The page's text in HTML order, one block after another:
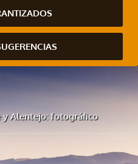
y Alentejo: fotográfico